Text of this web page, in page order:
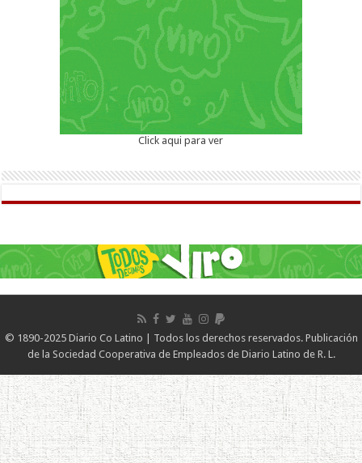
Click aqui para ver
© 1890-2025 Diario Co Latino | Todos los derechos reservados. Publicación
de la Sociedad Cooperativa de Empleados de Diario Latino de R. L.